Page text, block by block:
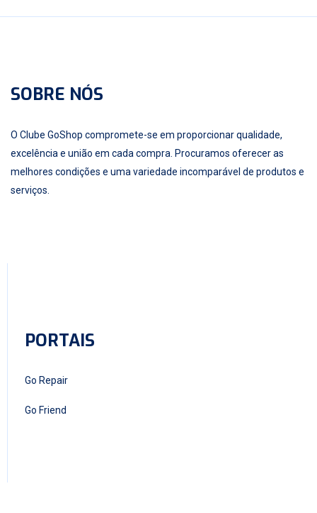
SOBRE NÓS
O Clube GoShop compromete-se em proporcionar qualidade,
excelência e união em cada compra. Procuramos oferecer as
melhores condições e uma variedade incomparável de produtos e
serviços.
PORTAIS
Go Repair
Go Friend